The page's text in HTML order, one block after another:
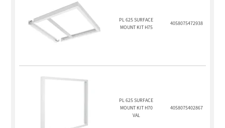
PL 625 SURFACE
MOUNT KIT H75
4058075472938
PL 625 SURFACE
MOUNT KIT H70
VAL
4058075402867